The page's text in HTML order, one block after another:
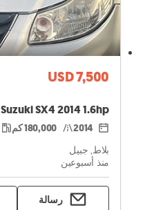
USD 7,500
Suzuki SX4 2014 1.6hp
2014 180,000 كم
بلاط, جبيل
منذ أسبوعين
رسالة